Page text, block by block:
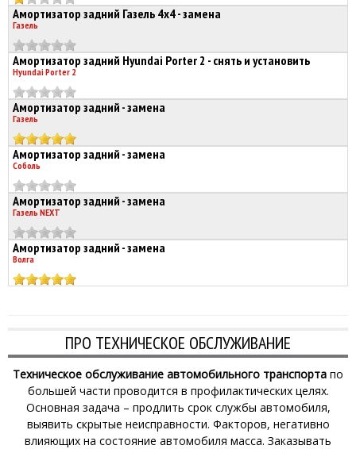
Амортизатор задний Газель 4х4 - замена
Газель
Амортизатор задний Hyundai Porter 2 - снять и установить
Hyundai Porter 2
Амортизатор задний - замена
Газель
Амортизатор задний - замена
Соболь
Амортизатор задний - замена
Газель NEXT
Амортизатор задний - замена
Волга
ПРО ТЕХНИЧЕСКОЕ ОБСЛУЖИВАНИЕ
Техническое обслуживание автомобильного транспорта по
большей части проводится в профилактических целях.
Основная задача – продлить срок службы автомобиля,
выявить скрытые неисправности. Факторов, негативно
влияющих на состояние автомобиля масса. Заказывать